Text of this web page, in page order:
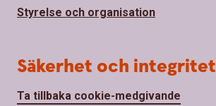
Styrelse och organisation
Säkerhet och integritet
Ta tillbaka cookie-medgivande